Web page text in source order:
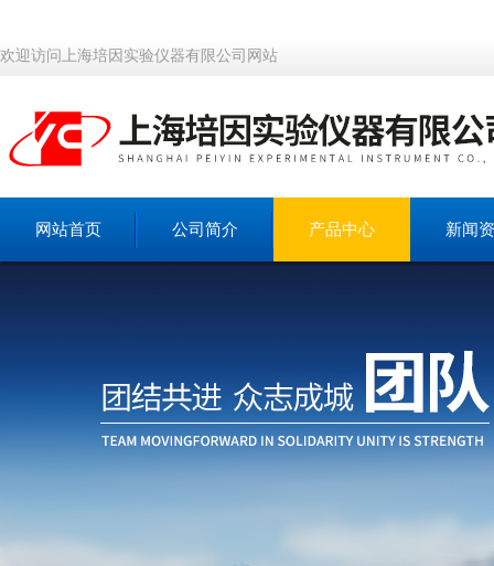
欢迎访问上海培因实验仪器有限公司网站
网站首页 公司简介 产品中心 新闻